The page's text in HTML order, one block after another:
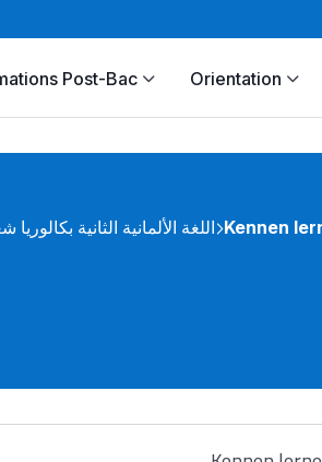
Post-Bac Orientation
اللغة الألمانية الثانية بكالوريا Kennen